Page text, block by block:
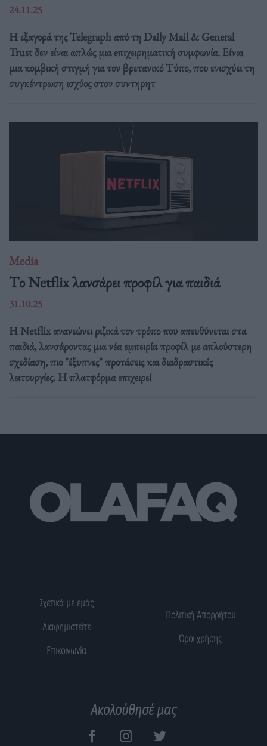
24.11.25
Η εξαγορά της Telegraph από τη Daily Mail & General
Trust δεν είναι απλώς μια επιχειρηματική συμφωνία. Είναι
μια κομβική στιγμή για τον βρετανικό Τύπο, που ενισχύει τη
συγκέντρωση ισχύος στον συντηρητ
Media
Tο Netflix λανσάρει προφίλ για παιδιά
31.10.25
Η Netflix ανανεώνει ριζικά τον τρόπο που απευθύνεται στα
παιδιά, λανσάροντας μια νέα εμπειρία προφίλ με απλούστερη
σχεδίαση, πιο "έξυπνες" προτάσεις και διαδραστικές
λειτουργίες. Η πλατφόρμα επιχειρεί
Σχετικά με εμάς
Διαφημιστείτε
Επικοινωνία
Πολιτική Απορρήτου
Όροι χρήσης
Ακολούθησέ μας